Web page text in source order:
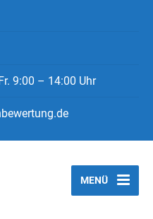
9:00 – 14:00 Uhr
MENÜ